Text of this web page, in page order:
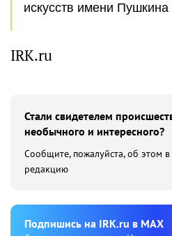
искусств имени Пушкина
IRK.ru
Стали свидетелем
необычного и интересного?
Сообщите, пожалуйста, об этом в
редакцию
Подпишиcь на IRK.ru в MAX